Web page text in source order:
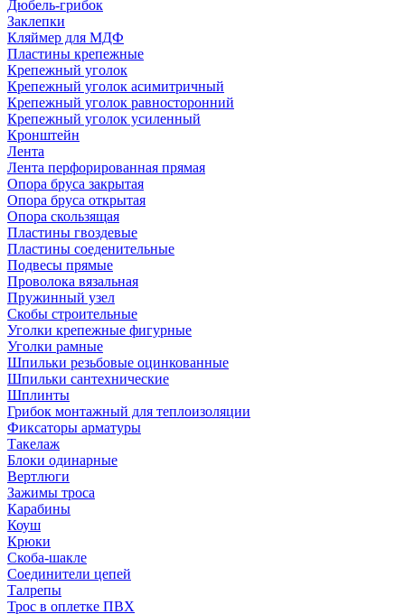
Дюбель-грибок
Заклепки
Кляймер для МДФ
Пластины крепежные
Крепежный уголок
Крепежный уголок асимитричный
Крепежный уголок равносторонний
Крепежный уголок усиленный
Кронштейн
Лента
Лента перфорированная прямая
Опора бруса закрытая
Опора бруса открытая
Опора скользящая
Пластины гвоздевые
Пластины соеденительные
Подвесы прямые
Проволока вязальная
Пружинный узел
Скобы строительные
Уголки крепежные фигурные
Уголки рамные
Шпильки резьбовые оцинкованные
Шпильки сантехнические
Шплинты
Грибок монтажный для теплоизоляции
Фиксаторы арматуры
Такелаж
Блоки одинарные
Вертлюги
Зажимы троса
Карабины
Коуш
Крюки
Скоба-шакле
Соединители цепей
Талрепы
Трос в оплетке ПВХ